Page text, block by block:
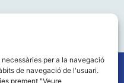
per a la navegació
de navegació de l'usuari.
prement "Veure